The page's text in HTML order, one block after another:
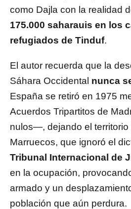
como Dajla con la realidad
175.000 saharauis en los
refugiados de Tinduf.
El autor recuerda que la
Sáhara Occidental nunca
España se retiró en 1975
Acuerdos Tripartitos de
nulos—, dejando el territorio
Marruecos, que ignoró el
Tribunal Internacional de
en la ocupación,
armado y un
población que aún perdura.